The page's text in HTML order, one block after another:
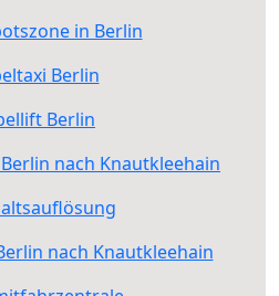
in Berlin
Berlin
Berlin
nach Knautkleehain
nach Knautkleehain